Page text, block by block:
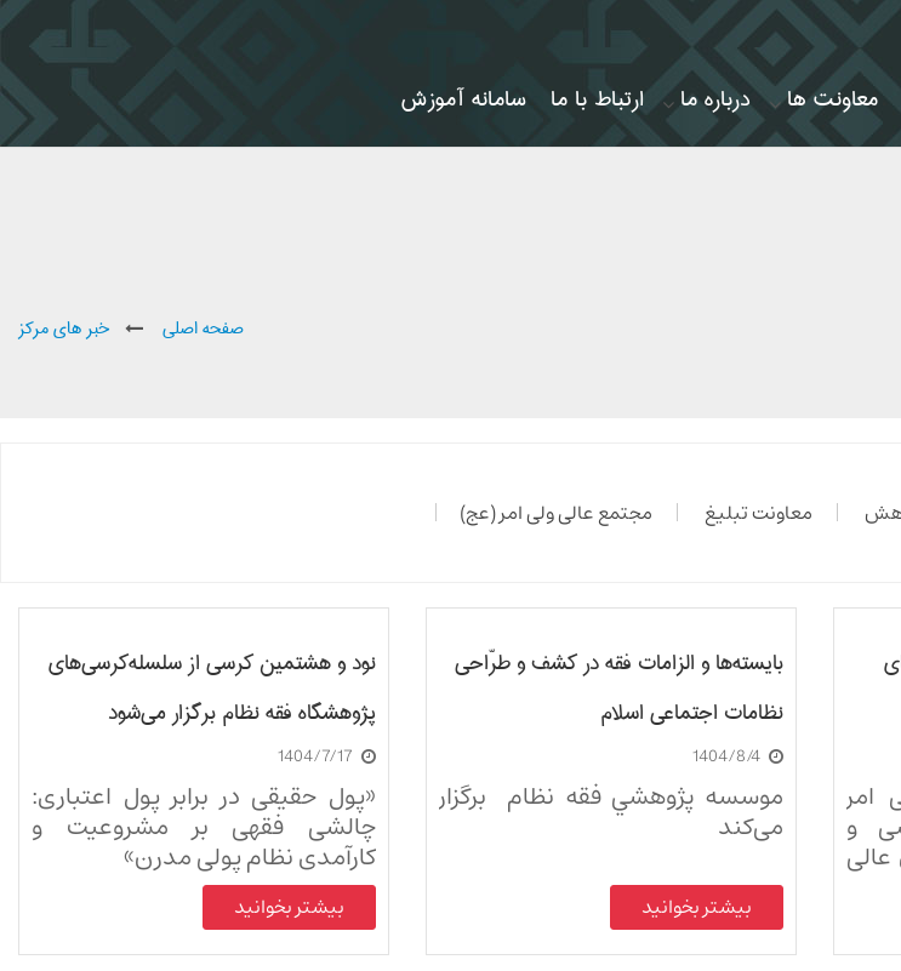
معاونت ها درباره ما ارتباط با ما سامانه آموزش
صفحه اصلی خبر های مرکز
معاونت تبلیغ مجتمع عالی ولی امر (عج)
امر
و
بایسته‌ها و الزامات فقه در کشف و طرّاحی
نظامات اجتماعی اسلام
1404/8/4
موسسه پژوهشي فقه نظام برگزار
می‌‌کند
بیشتر بخوانید
نود و هشتمین کرسی از سلسله‌کرسی‌های
پژوهشگاه فقه نظام برگزار می‌شود
1404/7/17
«پول حقیقی در برابر پول اعتباری:
چالشی فقهی بر مشروعیت و
کارآمدی نظام پولی مدرن»
بیشتر بخوانید